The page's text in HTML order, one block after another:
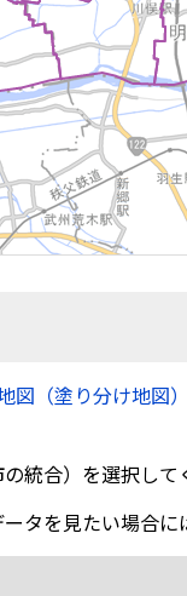
図（塗り分け地図）
統合）を選択して
タを見たい場合に